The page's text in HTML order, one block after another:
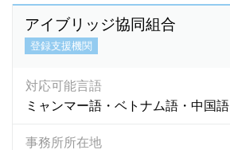
アイブリッジ協同組合
登録支援機関
対応可能言語
ミャンマー語・ベトナム語・中国語
事務所所在地